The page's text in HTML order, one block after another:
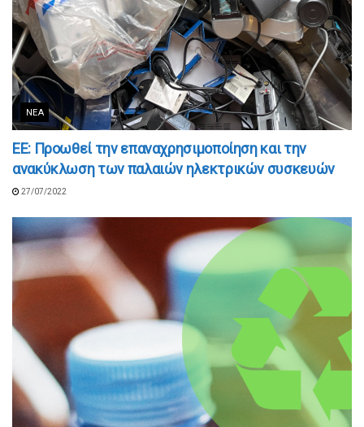
ΝΈΑ
ΕΕ: Προωθεί την επαναχρησιμοποίηση και την
ανακύκλωση των παλαιών ηλεκτρικών συσκευών
27/07/2022